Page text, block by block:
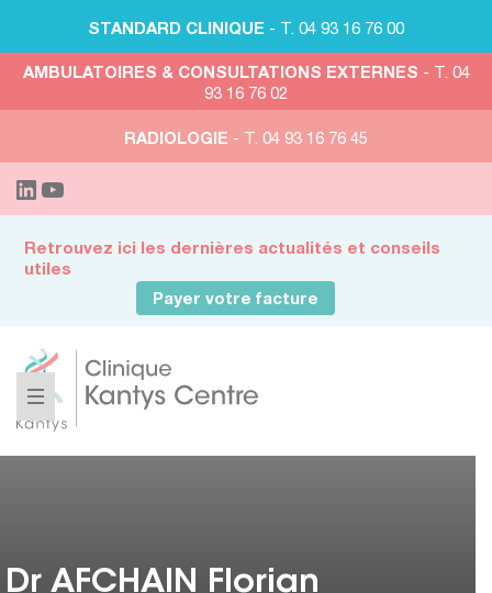
STANDARD CLINIQUE - T. 04 93 16 76 00
AMBULATOIRES & CONSULTATIONS EXTERNES - T. 04
93 16 76 02
RADIOLOGIE - T. 04 93 16 76 45
Retrouvez ici les dernières actualités et conseils
utiles
Payer votre facture
Dr AFCHAIN Florian